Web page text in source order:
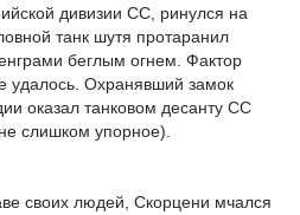
дивизии СС, ринулся на
танк шутя протаранил
беглым огнем. Фактор
удалось. Охранявший замок
оказал танковом десанту СС
слишком упорное).
своих людей, Скорцени мчался